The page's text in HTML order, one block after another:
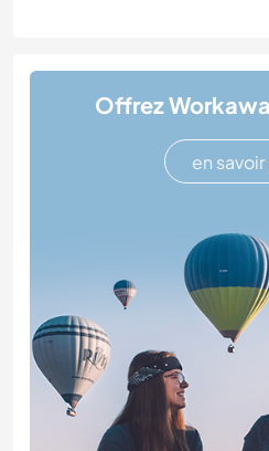
Offrez
en